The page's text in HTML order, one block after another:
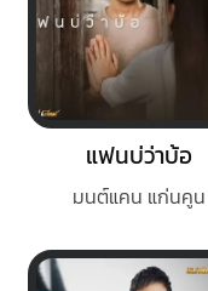
แฟนบ่ว่าบ้อ
มนต์แคน แก่นคูน